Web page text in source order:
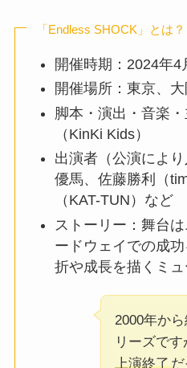
「Endless SHOCK」とは？
開催時期：2024年4
開催場所：東京、大
脚本・演出・音楽
（KinKi Kids）
出演者（公演によ
優馬、佐藤勝利（
（KAT-TUN）など
ストーリー：舞台
ードウェイでの成
折や成長を描くミュ
2000年か
リーズです
上演終了だ